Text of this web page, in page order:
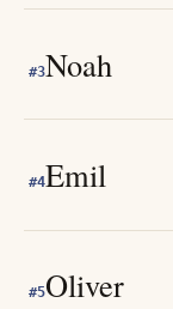
#3Noah
#4Emil
#5Oliver